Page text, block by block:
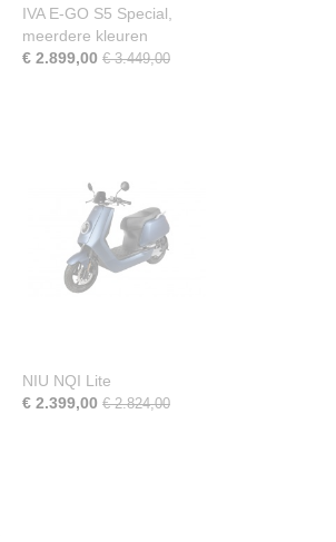
IVA E-GO S5 Special,
meerdere kleuren
€ 2.899,00 € 3.449,00
NIU NQI Lite
€ 2.399,00 € 2.824,00